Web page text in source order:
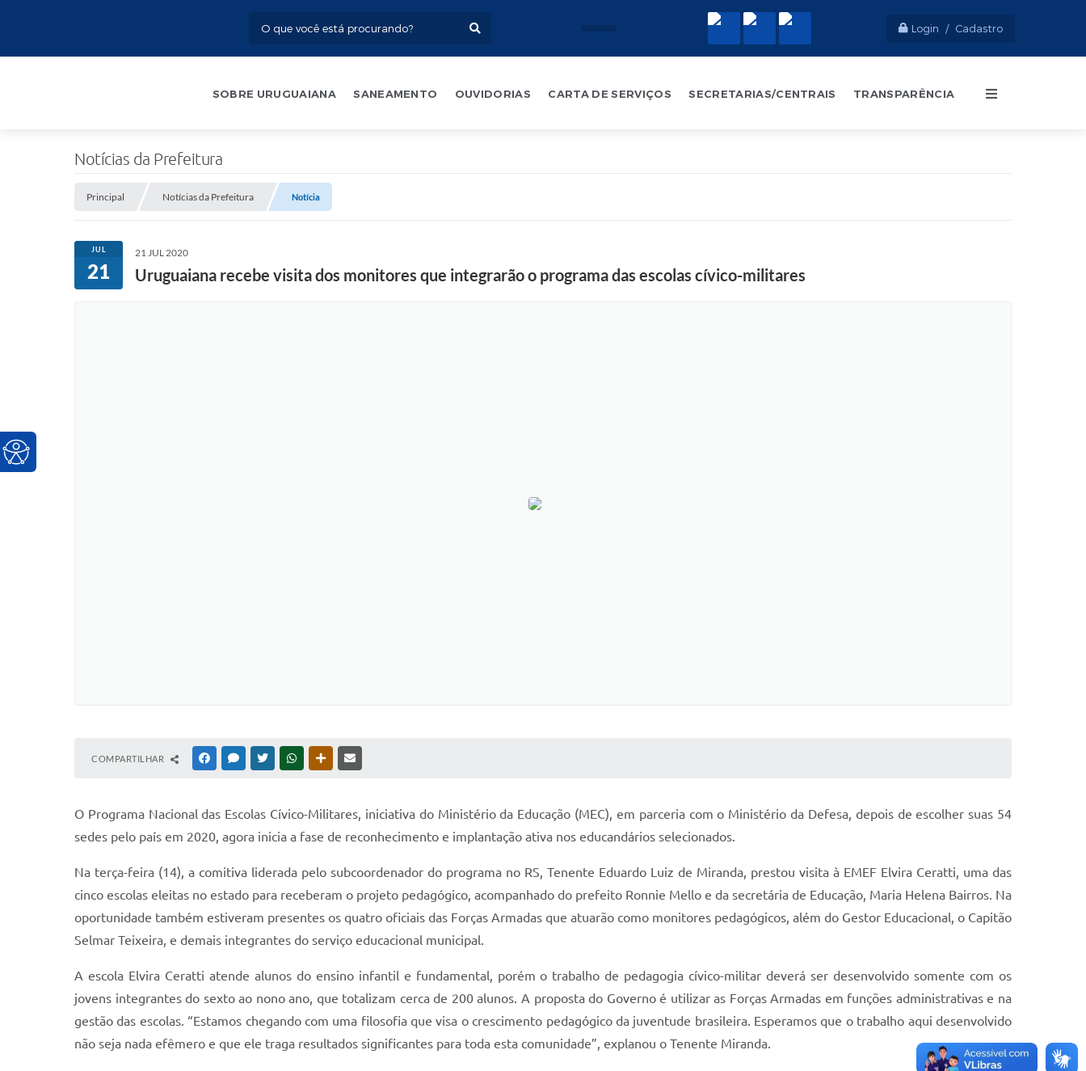
Login / Cadastro
SOBRE URUGUAIANA SANEAMENTO OUVIDORIAS CARTA DE SERVIÇOS SECRETARIAS/CENTRAIS TRANSPARÊNCIA
Notícias da Prefeitura
Principal Notícias da Prefeitura Notícia
JUL
21
21 JUL 2020
Uruguaiana recebe visita dos monitores que integrarão o programa das escolas cívico-militares
COMPARTILHAR FACEBOOKMESSENGER
TWITTERWHATSAPPOUTRAS MÍDIAS
O Programa Nacional das Escolas Cívico-Militares, iniciativa do Ministério da Educação (MEC), em parceria com o Ministério da Defesa, depois de escolher suas 54
sedes pelo país em 2020, agora inicia a fase de reconhecimento e implantação ativa nos educandários selecionados.
Na terça-feira (14), a comitiva liderada pelo subcoordenador do programa no RS, Tenente Eduardo Luiz de Miranda, prestou visita à EMEF Elvira Ceratti, uma das
cinco escolas eleitas no estado para receberam o projeto pedagógico, acompanhado do prefeito Ronnie Mello e da secretária de Educação, Maria Helena Bairros. Na
oportunidade também estiveram presentes os quatro oficiais das Forças Armadas que atuarão como monitores pedagógicos, além do Gestor Educacional, o Capitão
Selmar Teixeira, e demais integrantes do serviço educacional municipal.
A escola Elvira Ceratti atende alunos do ensino infantil e fundamental, porém o trabalho de pedagogia cívico-militar deverá ser desenvolvido somente com os
jovens integrantes do sexto ao nono ano, que totalizam cerca de 200 alunos. A proposta do Governo é utilizar as Forças Armadas em funções administrativas e na
gestão das escolas. “Estamos chegando com uma filosofia que visa o crescimento pedagógico da juventude brasileira. Esperamos que o trabalho aqui desenvolvido
não seja nada efêmero e que ele traga resultados significantes para toda esta comunidade”, explanou o Tenente Miranda.